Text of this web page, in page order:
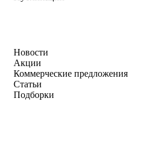
Новости
Акции
Коммерческие предложения
Статьи
Подборки